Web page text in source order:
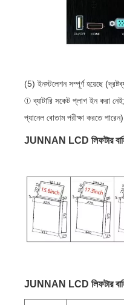
(5) ইনস্টলেশন সম্পূর্ণ হয়েছে
① ব্যাটারি সকেট প্লাগ ইন করা
প্যানেল বোতাম পরীক্ষা করতে পারেন)
JUNNAN LCD লিফটার
JUNNAN LCD লিফটার